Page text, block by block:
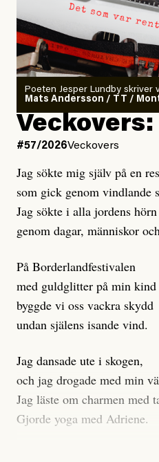
Poeten Jesper Lundby skriver
Mats Andersson / TT /
#57/2026Veckovers
Jag sökte mig själv på en
som gick genom vindlande
Jag sökte i alla jordens hörn
genom dagar, människor
På Borderlandfestivalen
med guldglitter på min kind
byggde vi oss vackra skydd
undan själens isande vind.
Jag dansade ute i skogen,
och jag drogade med min
Jag läste om charmen med
Gjorde yoga med Adriene.